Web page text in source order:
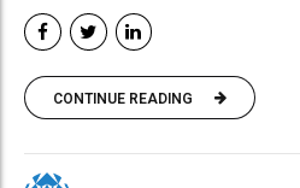
CONTINUE READING